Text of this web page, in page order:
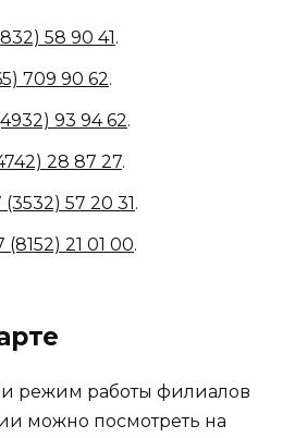
58 90 41.
709 90 62.
93 94 62.
28 87 27.
(3532) 57 20 31 .
(8152) 21 01 00.
режим работы филиалов
можно посмотреть на